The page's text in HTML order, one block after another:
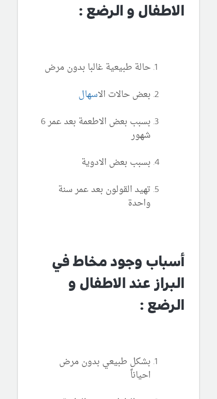
الاطفال و الرضع :
حالة طبيعية غالبا بدون مرض
بعض حالات الاسهال
بسبب بعض الاطعمة بعد عمر 6
شهور
بسبب بعض الادوية
تهيد القولون بعد عمر سنة
واحدة
أسباب وجود مخاط في
البراز عند الاطفال و
الرضع :
بشكل طبيعي بدون مرض
احياناً